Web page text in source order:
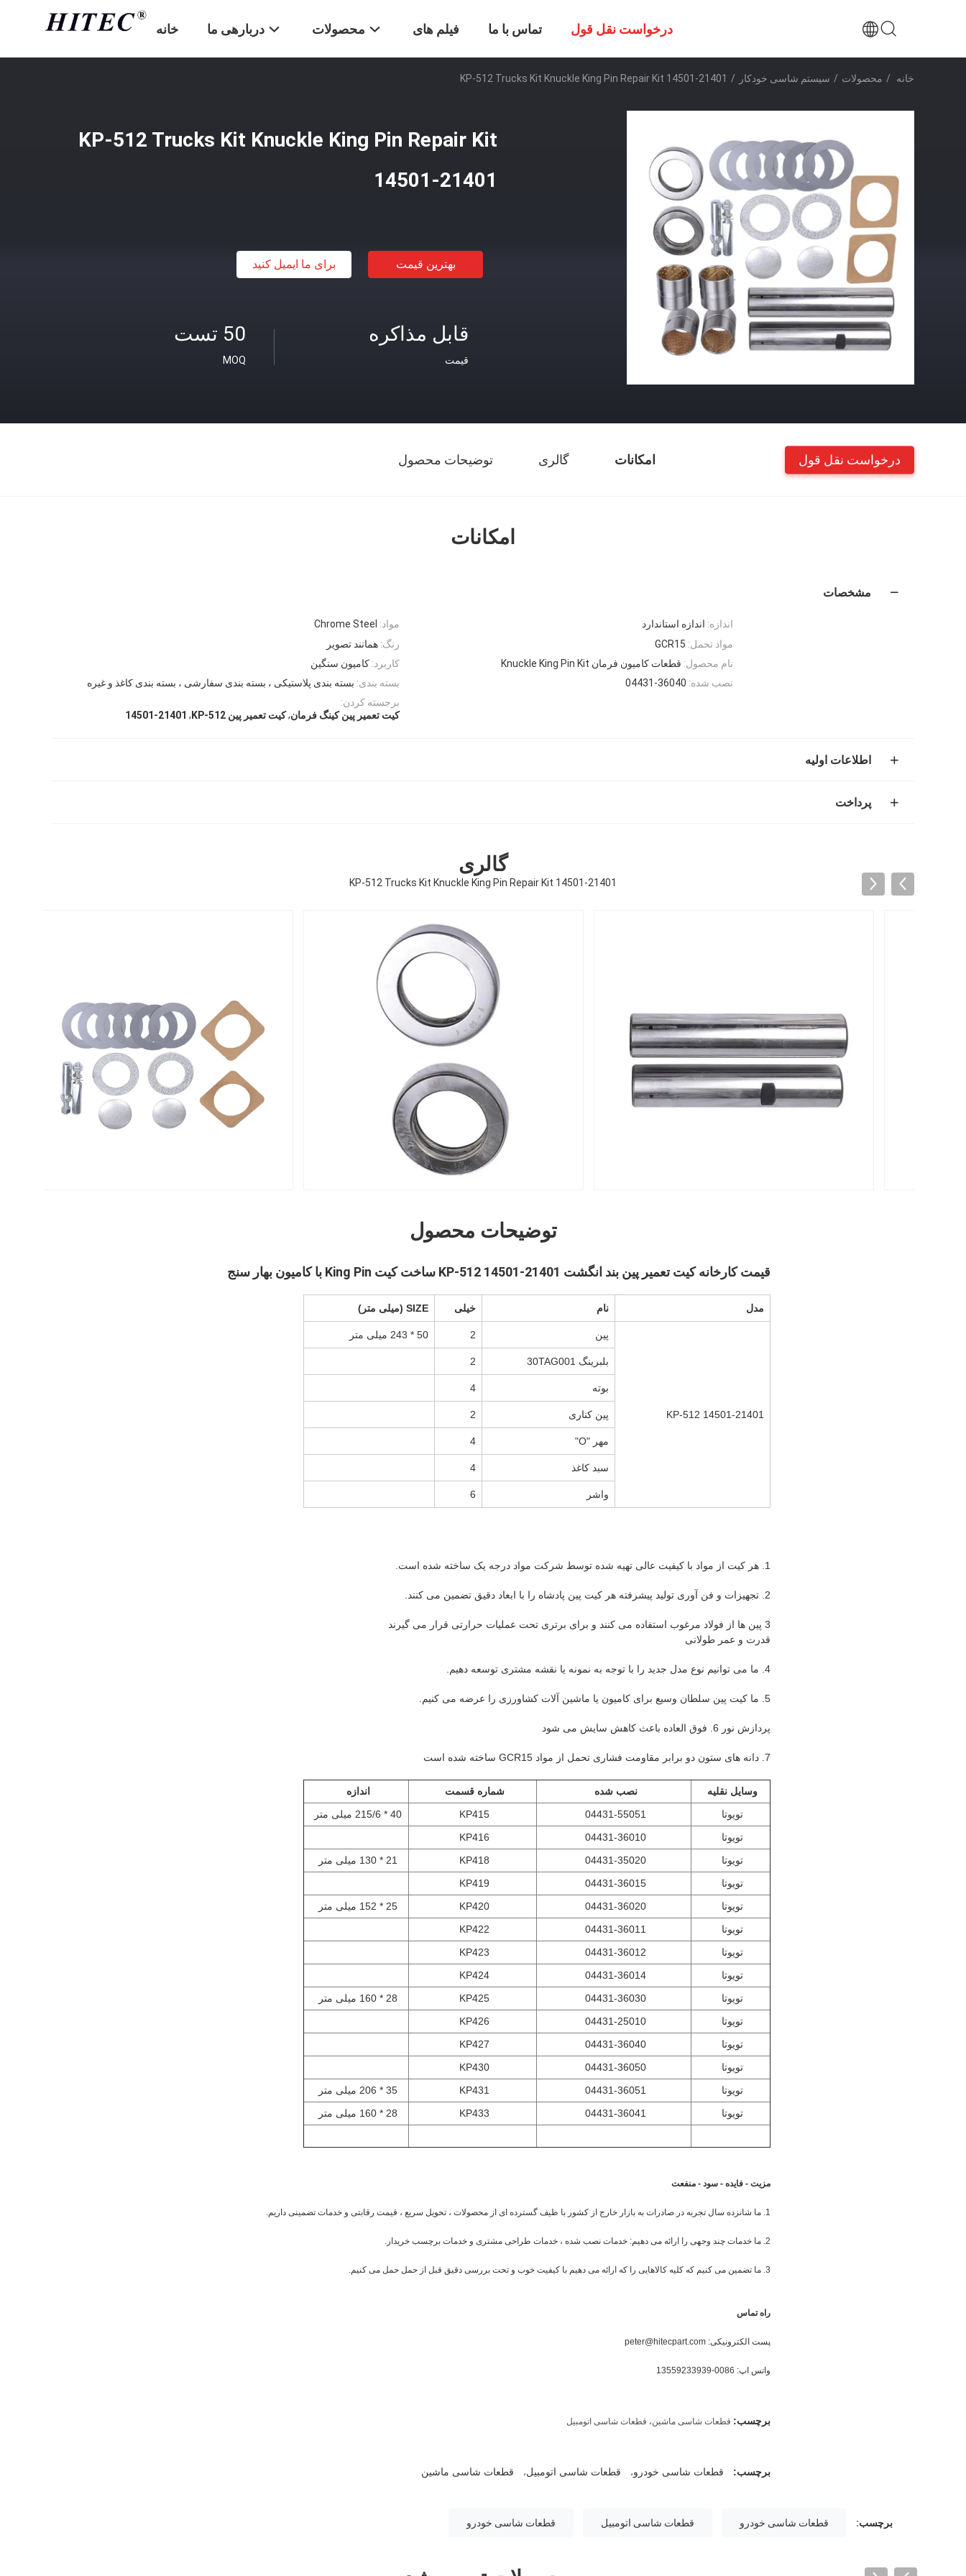
خانه دربارهی ما محصولات فیلم های تماس با ما درخواست نقل قول
خانه / محصولات / سیستم شاسی خودکار /
KP-512 Trucks Kit Knuckle King Pin Repair Kit 14501-21401
KP-512 Trucks Kit Knuckle King Pin Repair Kit
14501-21401
بهترین قیمت برای ما ایمیل کنید
50 تست
MOQ
قابل مذاکره
قیمت
امکانات گالری توضیحات محصول درخواست نقل قول
امکانات
مشخصات
مواد: Chrome Steel اندازه: اندازه استاندارد
رنگ: همانند تصویر مواد تحمل: GCR15
کاربرد: کامیون سنگین نام محصول: قطعات کامیون فرمان Knuckle King Pin Kit
بسته بندی: بسته بندی پلاستیکی ، بسته بندی سفارشی ، بسته بندی کاغذ و غیره نصب شده: 04431-36040
برجسته کردن:
کیت تعمیر پین کینگ فرمان,کیت تعمیر پین KP-512 ,
14501-21401
اطلاعات اولیه
پرداخت
گالری
KP-512 Trucks Kit Knuckle King Pin Repair Kit 14501-21401
توضیحات محصول
قیمت کارخانه کیت تعمیر پین بند انگشت KP-512 14501-21401 ساخت کیت King Pin با کامیون بهار سنج
مدل نام خیلی SIZE (میلی متر)
KP-512 14501-21401
پین 2 50 * 243 میلی متر
بلبرینگ 30TAG001 2
بوته 4
پین کناری 2
مهر "O" 4
سبد کاغذ 4
واشر 6
1. هر کیت از مواد با کیفیت عالی تهیه شده توسط شرکت مواد درجه یک ساخته شده است.
2. تجهیزات و فن آوری تولید پیشرفته هر کیت پین پادشاه را با ابعاد دقیق تضمین می کنند.
3 پین ها از فولاد مرغوب استفاده می کنند و برای برتری تحت عملیات حرارتی قرار می گیرند
قدرت و عمر طولانی
4. ما می توانیم نوع مدل جدید را با توجه به نمونه یا نقشه مشتری توسعه دهیم.
5. ما کیت پین سلطان وسیع برای کامیون یا ماشین آلات کشاورزی را عرضه می کنیم .
پردازش نور 6. فوق العاده باعث کاهش سایش می شود
7. دانه های ستون دو برابر مقاومت فشاری تحمل از مواد GCR15 ساخته شده است
وسایل نقلیه نصب شده شماره قسمت
اندازه
تویوتا
04431-55051
KP415
40 * 215/6 میلی متر
تویوتا
04431-36010
KP416
تویوتا
04431-35020
KP418
21 * 130 میلی متر
تویوتا
04431-36015
KP419
تویوتا
04431-36020
KP420
25 * 152 میلی متر
تویوتا
04431-36011
KP422
تویوتا
04431-36012
KP423
تویوتا
04431-36014
KP424
تویوتا
04431-36030
KP425
28 * 160 میلی متر
تویوتا
04431-25010
KP426
تویوتا
04431-36040
KP427
تویوتا
04431-36050
KP430
تویوتا
04431-36051
KP431
35 * 206 میلی متر
تویوتا
04431-36041
KP433 28 * 160 میلی متر
مزیت - فایده - سود - منفعت
1. ما شانزده سال تجربه در صادرات به بازار خارج از کشور با طیف گسترده ای از محصولات ، تحویل سریع ، قیمت رقابتی و خدمات تضمینی داریم.
2. ما خدمات چند وجهی را ارائه می دهیم: خدمات نصب شده ، خدمات طراحی مشتری و خدمات برچسب خریدار.
3. ما تضمین می کنیم که کلیه کالاهایی را که ارائه می دهیم با کیفیت خوب و تحت بررسی دقیق قبل از حمل حمل می کنیم.
راه تماس
پست الکترونیکی: peter@hitecpart.com
واتس اپ: 0086-13559233939
برچسب: قطعات شاسی ماشین، قطعات شاسی اتومبیل
برچسب: قطعات شاسی خودرو، قطعات شاسی اتومبیل، قطعات شاسی ماشین
برچسب: قطعات شاسی خودرو قطعات شاسی اتومبیل قطعات شاسی خودرو